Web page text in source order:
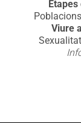
Etapes
Viure